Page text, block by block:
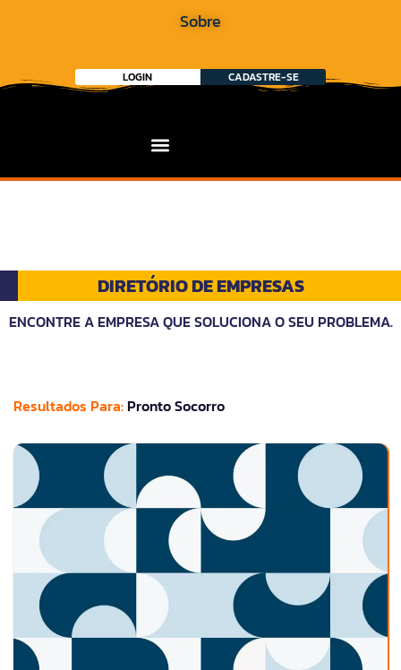
Sobre
LOGIN CADASTRE-SE
DIRETÓRIO DE EMPRESAS
ENCONTRE A EMPRESA QUE SOLUCIONA O SEU PROBLEMA.
Resultados Para: Pronto Socorro